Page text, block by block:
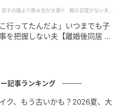
双子の娘より飲み会が大事!? 親の自覚がない夫を
こ行ってたんだよ」いつまでも子
を把握しない夫【離婚後同居 Vo
記事ランキング
ク、もう古いかも？2026夏、大